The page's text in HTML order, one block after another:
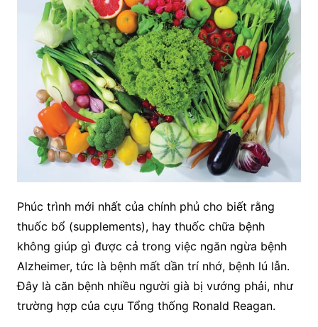
Phúc trình mới nhất của chính phủ cho biết rằng
thuốc bổ (supplements), hay thuốc chữa bệnh
không giúp gì được cả trong việc ngăn ngừa bệnh
Alzheimer, tức là bệnh mất dần trí nhớ, bệnh lú lẫn.
Đây là căn bệnh nhiều người già bị vướng phải, như
trường hợp của cựu Tổng thống Ronald Reagan.